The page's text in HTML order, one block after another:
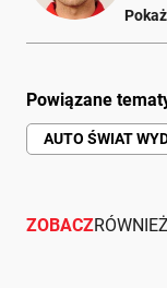
Powiązane
AUTO ŚWIAT
ZOBACZRÓWNIEŻ